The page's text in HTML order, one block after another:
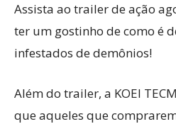
Assista ao trailer de ação
ter um gostinho de como é
infestados de demônios!
Além do trailer, a KOEI
que aqueles que